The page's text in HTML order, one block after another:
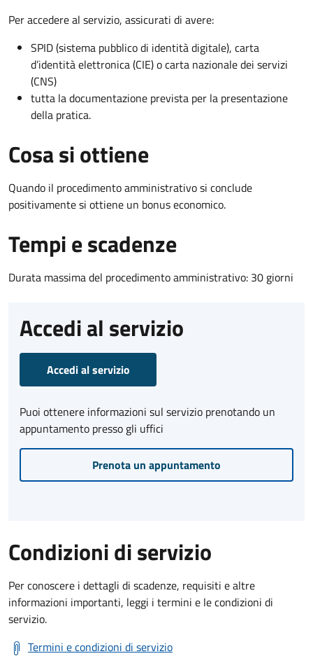
Per accedere al servizio, assicurati di avere:
SPID (sistema pubblico di identità digitale), carta
d’identità elettronica (CIE) o carta nazionale dei servizi
(CNS)
tutta la documentazione prevista per la presentazione
della pratica.
Cosa si ottiene
Quando il procedimento amministrativo si conclude
positivamente si ottiene un bonus economico.
Tempi e scadenze
Durata massima del procedimento amministrativo: 30 giorni
Accedi al servizio
Accedi al servizio
Puoi ottenere informazioni sul servizio prenotando un
appuntamento presso gli uffici
Prenota un appuntamento
Condizioni di servizio
Per conoscere i dettagli di scadenze, requisiti e altre
informazioni importanti, leggi i termini e le condizioni di
servizio.
Termini e condizioni di servizio